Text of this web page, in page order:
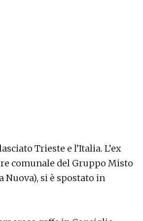
Trieste e l’Italia. L’ex
comunale del Gruppo Misto
Nuova), si è spostato in